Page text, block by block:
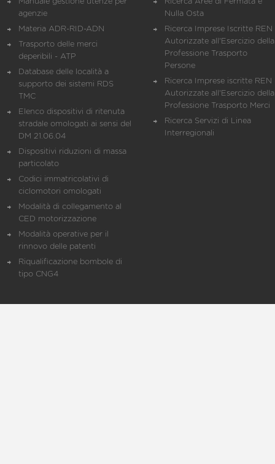
agenzie
Materia ADR-RID-ADN
Trasporto delle merci
deperibili - ATP
Database delle località a
supporto dei sistemi RDS
TMC
Elenco dispositivi di ritenuta
stradale omologati ai sensi del
DM 21.06.04
Dispositivi riduzioni di massa
particolato
Codici immatricolativi di
ciclomotori omologati
Modalità di collegamento al
CED motorizzazione
Modalità operative per il
rinnovo delle patenti
Riqualificazione bombole di
tipo CNG4
Nulla Osta
Ricerca Imprese Iscritte REN
Autorizzate all'Esercizio della
Professione Trasporto
Persone
Ricerca Imprese iscritte REN
Autorizzate all'Esercizio della
Professione Trasporto Merci
Ricerca Servizi di Linea
Interregionali